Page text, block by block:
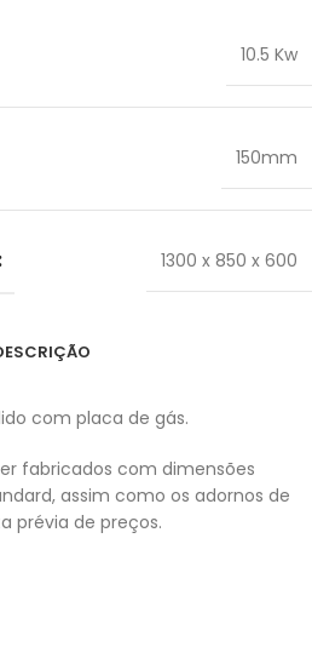
10.5 Kw
150mm
1300 x 850 x 600
com placa de gás.
fabricados com dimensões
assim como os adornos de
prévia de preços.